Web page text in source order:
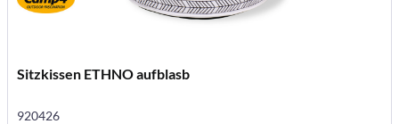
Sitzkissen ETHNO aufblasb
920426